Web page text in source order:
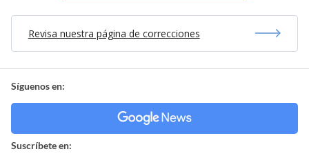
Revisa nuestra página de correcciones
Síguenos en:
Suscríbete en: